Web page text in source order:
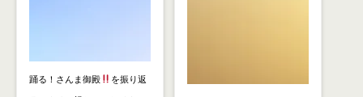
踊る！さんま御殿
を振り返